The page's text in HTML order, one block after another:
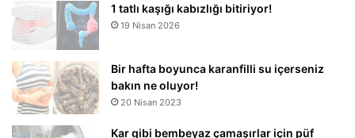
1 tatlı kaşığı kabızlığı bitiriyor!
19 Nisan 2026
Bir hafta boyunca karanfilli su içerseniz
bakın ne oluyor!
20 Nisan 2023
Kar gibi bembeyaz çamaşırlar için püf